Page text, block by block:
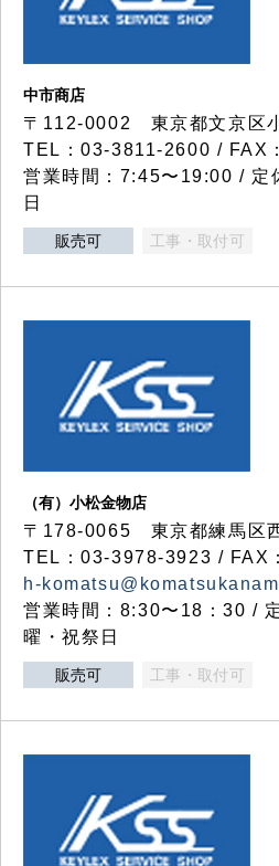
中市商店
〒112-0002 東京都文京区
TEL：03-3811-2600 / FAX
営業時間：7:45〜19:00 / 定
日
販売可 工事・取付可
（有）小松金物店
〒178-0065 東京都練馬区
TEL：03-3978-3923 / FAX
h-
営業時間：8:30〜18：30 /
曜・祝祭日
販売可 工事・取付可